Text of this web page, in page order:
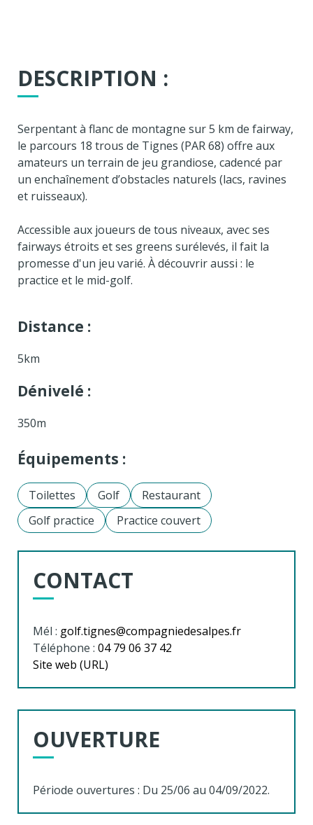
DESCRIPTION :
Serpentant à flanc de montagne sur 5 km de fairway,
le parcours 18 trous de Tignes (PAR 68) offre aux
amateurs un terrain de jeu grandiose, cadencé par
un enchaînement d’obstacles naturels (lacs, ravines
et ruisseaux).
Accessible aux joueurs de tous niveaux, avec ses
fairways étroits et ses greens surélevés, il fait la
promesse d'un jeu varié. À découvrir aussi : le
practice et le mid-golf.
Distance :
5km
Dénivelé :
350m
Équipements :
Toilettes Golf
Restaurant
Golf practice
Practice couvert
CONTACT
Mél : golf.tignes@compagniedesalpes.fr
Téléphone : 04 79 06 37 42
Site web (URL)
OUVERTURE
Période ouvertures : Du 25/06 au 04/09/2022.